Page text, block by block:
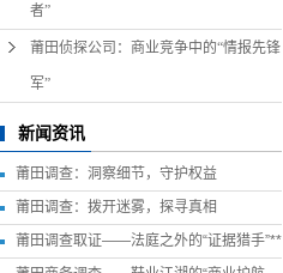
者”
莆田侦探公司：商业竞争中的“情报先锋
军”
新闻资讯
莆田调查：洞察细节，守护权益
莆田调查：拨开迷雾，探寻真相
莆田调查取证——法庭之外的“证据猎手”**